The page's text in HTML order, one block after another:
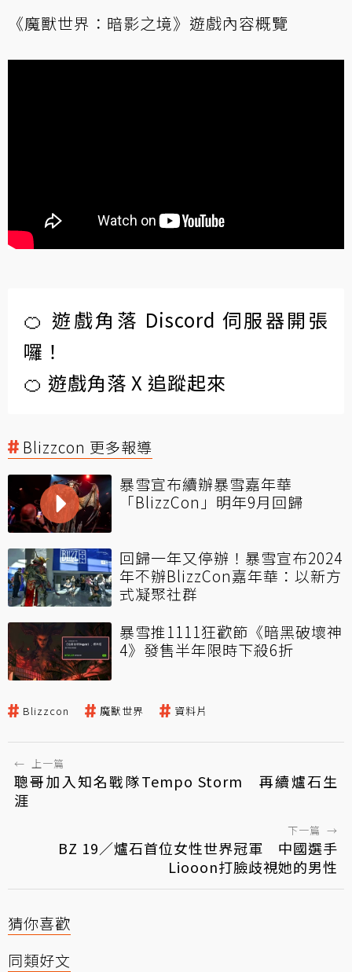
《魔獸世界：暗影之境》遊戲內容概覽
🍊 遊戲角落 Discord 伺服器開張
囉！
🍊 遊戲角落 X 追蹤起來
Blizzcon 更多報導
暴雪宣布續辦暴雪嘉年華
「BlizzCon」明年9月回歸
回歸一年又停辦！暴雪宣布2024
年不辦BlizzCon嘉年華：以新方
式凝聚社群
暴雪推1111狂歡節《暗黑破壞神
4》發售半年限時下殺6折
Blizzcon 魔獸世界 資料片
← 上一篇
聰哥加入知名戰隊Tempo Storm 再續爐石生
涯
下一篇 →
BZ 19／爐石首位女性世界冠軍 中國選手
Liooon打臉歧視她的男性
猜你喜歡
同類好文